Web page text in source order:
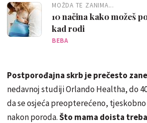
MOŽDA TE ZANIMA...
10 načina kako možeš
kad rodi
BEBA
Postporođajna skrb je prečesto
nedavnoj studiji Orlando Healtha, do
da se osjeća preopterećeno,
nakon poroda.Što mama doista